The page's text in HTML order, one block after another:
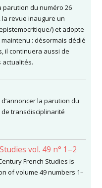
parution du numéro 26
la revue inaugure un
) et adopte
: désormais dédié
il continuera aussi de
actualités.
la parution du
transdisciplinarité
vol. 49 n° 1–2
French Studies is
of volume 49 numbers 1–